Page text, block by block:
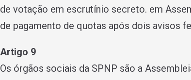
de votação em escrutí­nio secreto. em
de pagamento de quotas após dois avisos
Artigo 9
Os órgãos sociais da SPNP são a